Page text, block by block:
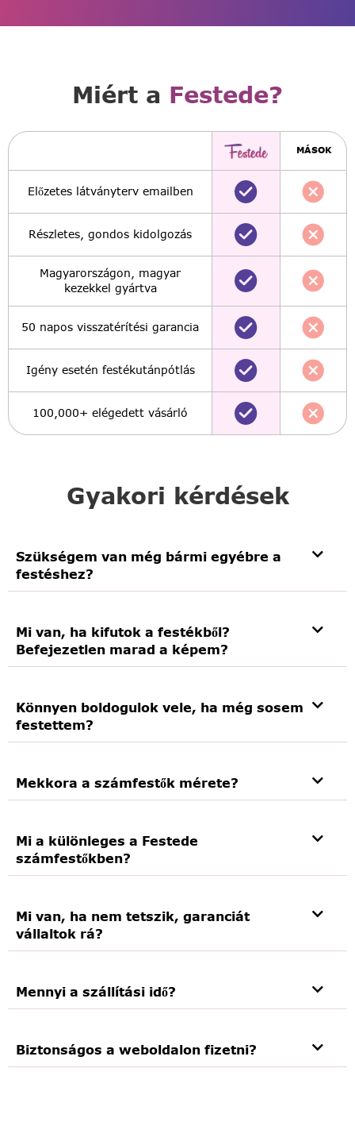
Gyakori kérdések
Szükségem van még bármi egyébre a
festéshez?
Mi van, ha kifutok a festékből?
Befejezetlen marad a képem?
Könnyen boldogulok vele, ha még sosem
festettem?
Mekkora a számfestők mérete?
Mi a különleges a Festede
számfestőkben?
Mi van, ha nem tetszik, garanciát
vállaltok rá?
Mennyi a szállítási idő?
Biztonságos a weboldalon fizetni?
Miért a Festede?
MÁSOK
Előzetes látványterv emailben
Részletes, gondos kidolgozás
Magyarországon, magyar
kezekkel gyártva
50 napos visszatérítési garancia
Igény esetén festékutánpótlás
100,000+ elégedett vásárló